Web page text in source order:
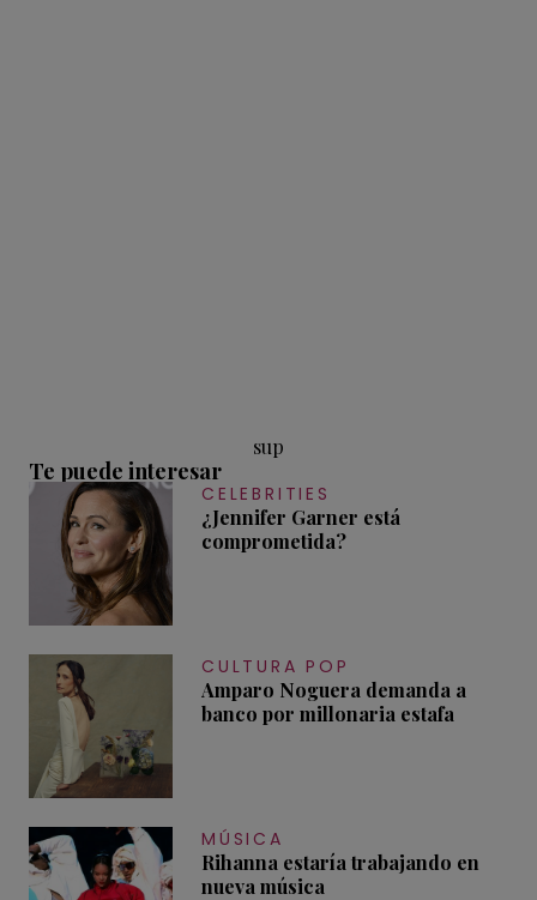
sup
Te puede interesar
CELEBRITIES
¿Jennifer Garner está
comprometida?
CULTURA POP
Amparo Noguera demanda a
banco por millonaria estafa
MÚSICA
Rihanna estaría trabajando en
nueva música